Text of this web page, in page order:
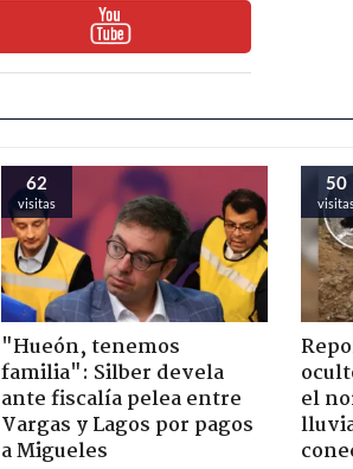
62
visitas
"Hueón, tenemos
familia": Silber devela
ante fiscalía pelea entre
Vargas y Lagos por pagos
a Migueles
50
el